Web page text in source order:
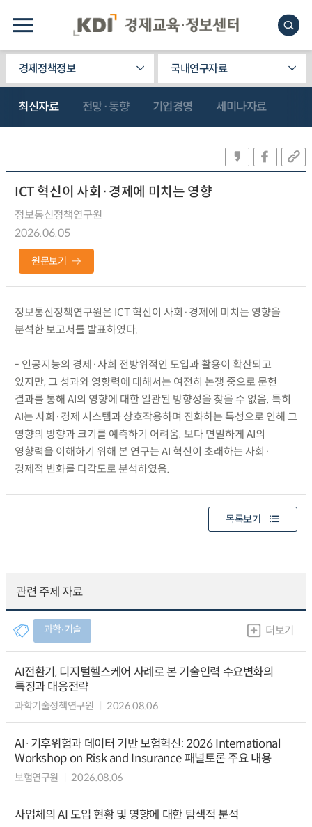
경제정책정보 국내연구자료
최신자료 전망·동향 기업경영 세미나자료
ICT 혁신이 사회·경제에 미치는 영향
정보통신정책연구원
2026.06.05
원문보기
정보통신정책연구원은 ICT 혁신이 사회·경제에 미치는 영향을
분석한 보고서를 발표하였다.
- 인공지능의 경제·사회 전방위적인 도입과 활용이 확산되고
있지만, 그 성과와 영향력에 대해서는 여전히 논쟁 중으로 문헌
결과를 통해 AI의 영향에 대한 일관된 방향성을 찾을 수 없음. 특히
AI는 사회·경제 시스템과 상호작용하며 진화하는 특성으로 인해 그
영향의 방향과 크기를 예측하기 어려움. 보다 면밀하게 AI의
영향력을 이해하기 위해 본 연구는 AI 혁신이 초래하는 사회·
경제적 변화를 다각도로 분석하였음.
목록보기
관련 주제 자료
과학∙기술 더보기
AI전환기, 디지털헬스케어 사례로 본 기술인력 수요변화의
특징과 대응전략
과학기술정책연구원 2026.08.06
AI·기후위험과 데이터 기반 보험혁신: 2026 International
Workshop on Risk and Insurance 패널토론 주요 내용
보험연구원 2026.08.06
사업체의 AI 도입 현황 및 영향에 대한 탐색적 분석